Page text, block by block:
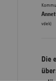
vdek)
Die